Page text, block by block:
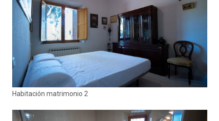
Habitación matrimonio 2